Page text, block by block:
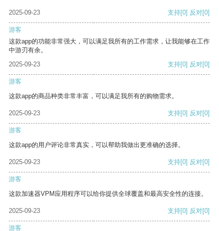
2025-09-23 支持[0] 反对[0]
游客
这款app的功能非常强大，可以满足我所有的工作需求，让我能够在工作
中游刃有余。
2025-09-23
支持[0] 反对[0]
游客
这款app的商品种类非常丰富，可以满足我所有的购物需求。
2025-09-23 支持[0] 反对[0]
游客
这款app的用户评论非常真实，可以帮助我做出更准确的选择。
2025-09-23 支持[0] 反对[0]
游客
这款加速器VPM应用程序可以给你提供全球覆盖和最高安全性的连接。
2025-09-23 支持[0] 反对[0]
游客